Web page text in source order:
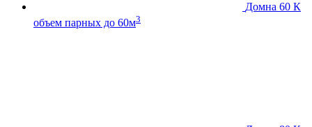
Домна 60 К
объем парных до 60м3